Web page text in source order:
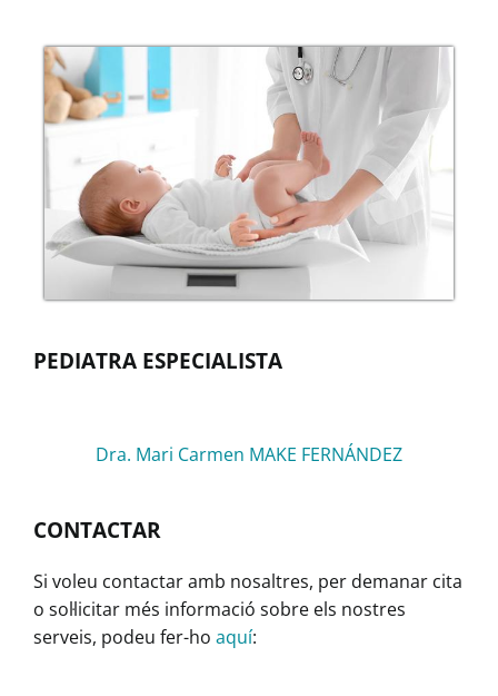
PEDIATRA ESPECIALISTA
Dra. Mari Carmen MAKE FERNÁNDEZ
CONTACTAR
Si voleu contactar amb nosaltres, per demanar cita
o sol·licitar més informació sobre els nostres
serveis, podeu fer-ho aquí: